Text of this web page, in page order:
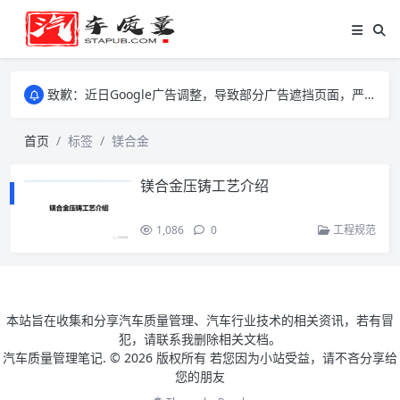
致歉：近日Google广告调整，导致部分广告遮挡页面，严重影响大家访问体验，将尽快调整完成，由此带来的不便，特意致歉！
致歉：近日Google广告调整，导致部分广告遮挡页面，严重影响大家访问体验，将尽快调整完成，由此带来的不便，特意致歉！
首页 标签 镁合金
镁合金压铸工艺介绍
1,086 0 工程规范
本站旨在收集和分享汽车质量管理、汽车行业技术的相关资讯，若有冒
犯，请联系我删除相关文档。
汽车质量管理笔记. © 2026 版权所有 若您因为小站受益，请不吝分享给
您的朋友